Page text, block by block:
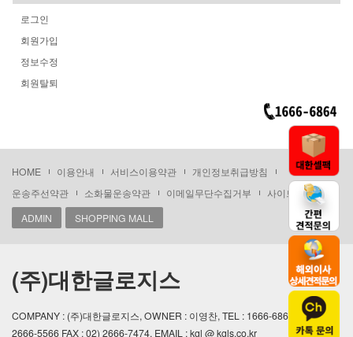
로그인
회원가입
정보수정
회원탈퇴
HOME 이용안내 서비스이용약관
개인정보취급방침
운송주선약관
소화물운송약관 이메일무단수집거부
사이트맵
ADMIN
SHOPPING MALL
(주)대한글로지스
COMPANY : (주)대한글로지스, OWNER : 이영찬, TEL : 1666-6864 / 02)
2666-5566 FAX : 02) 2666-7474, EMAIL : kgl @ kgls.co.kr